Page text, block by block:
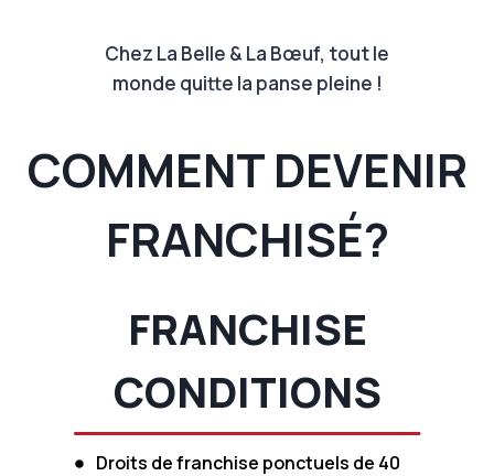
Chez La Belle & La Bœuf, tout le
monde quitte la panse pleine !
COMMENT DEVENIR
FRANCHISÉ?
FRANCHISE
CONDITIONS
Droits de franchise ponctuels de 40